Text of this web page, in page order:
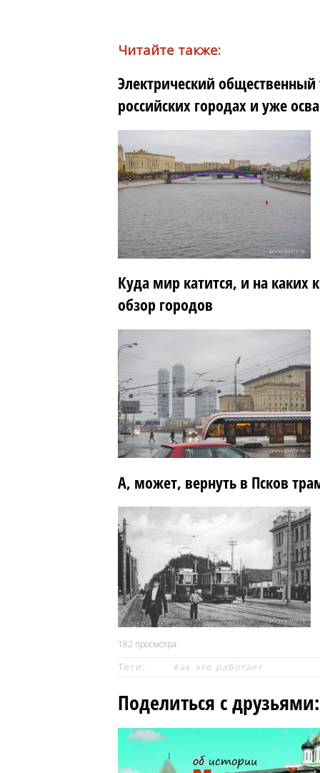
Читайте также:
Электрический
российских городах и уже
Куда мир катится, и на каких
обзор городов
А, может, вернуть в Псков
182 просмотра.
Теги:
Как это работает
Поделиться с друзьями: